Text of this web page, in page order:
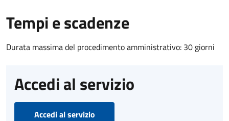
Tempi e scadenze
Durata massima del procedimento amministrativo: 30 giorni
Accedi al servizio
Accedi al servizio